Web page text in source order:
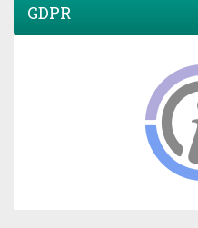
GDPR